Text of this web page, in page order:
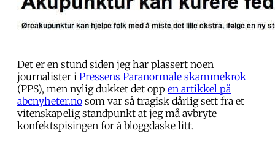
Det er en stund siden jeg har plassert noen
journalister i Pressens Paranormale skammekrok
(PPS), men nylig dukket det opp en artikkel på
abcnyheter.no som var så tragisk dårlig sett fra et
vitenskapelig standpunkt at jeg må avbryte
konfektspisingen for å bloggdaske litt.